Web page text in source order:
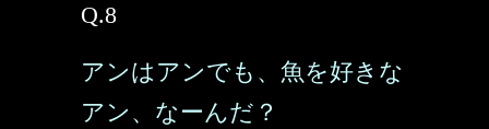
Q.8
アンはアンでも、魚を好きな
アン、なーんだ？